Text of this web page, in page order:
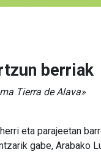
berriak
Tierra de Alava»
eta parajeetan
gabe, Arabako